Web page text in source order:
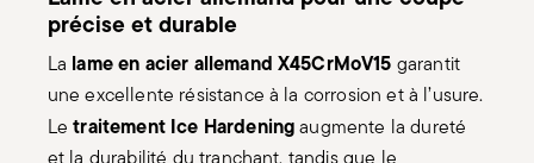
Lalame en acier allemand X45CrMoV15
une excellente résistance à la corrosion et à l’usure.
Letraitement Ice Hardeningaugmente la dureté
et la durabilité du tranchant, tandis que le
revêtement Xynflonassure une coupe fluide et